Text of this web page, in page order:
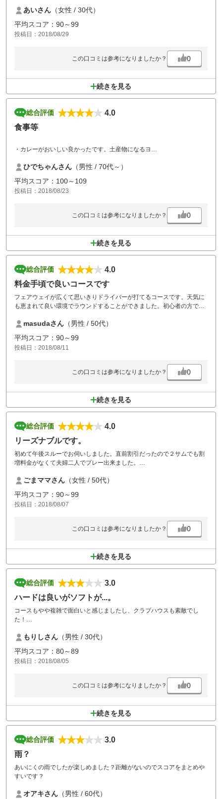
ていたのですが、それ程詰まっていなくて有り難かったです。
あいさん （女性 / 30代）
平均スコア：90～99
投稿日：2018/08/29
この口コミは参考になりましたか？ 0
続きを見る
総合評価
4.0
食事等
・カレーがおいしい良かったです。土産物になるヨ
・34度と猛暑日であって、飲み物のクーラBOXが欲しかったです。
ひでちゃんさん （男性 / 70代～）
平均スコア：100～109
投稿日：2018/08/23
この口コミは参考になりましたか？ 0
続きを見る
総合評価
4.0
料金手頃で良いコースです
フェアウェイが広くて思いきりドライバーが打てるコースです。天気に
も恵まれて良い環境でラウンドすることができました。初心者の方でも
masudaさん （男性 / 50代）
平均スコア：90～99
投稿日：2018/08/11
この口コミは参考になりましたか？ 0
続きを見る
総合評価
4.0
リーズナブルです。
初めて午後スルーでお伺いしました。直前割引だったので２サムでも割
増料金がなくて夫婦二人でプレー出来ました。
ー出来て大満足です。
また、午後スループレーで行きたいゴルフ場になりました。
ごまママさん （女性 / 50代）
平均スコア：90～99
投稿日：2018/08/07
この口コミは参考になりましたか？ 0
続きを見る
総合評価
3.0
ハードは良いがソフトが...。
コースもやや複雑で面白いと感じましたし、クラブハウスも素敵でし
た！
っぽどのことがない限り2回目は行かないと思います。。
※私はそんなに繊細ではないし、クレーマーでもありません！
スタート前倒しのお願いをされましたが、その対応が嫌ーな気持ちにな
ってしまうものでした。
どうゆう扱い？と思いました。
ハードは良いけどソフトが残念なゴルフ場でした。
もりしさん （男性 / 30代）
平均スコア：80～89
投稿日：2018/08/05
この口コミは参考になりましたか？ 0
続きを見る
総合評価
3.0
雨？
あいにくの雨でしたが楽しめました？距離がないのでスコアをまとめや
すいです？
オアキさん （男性 / 60代）